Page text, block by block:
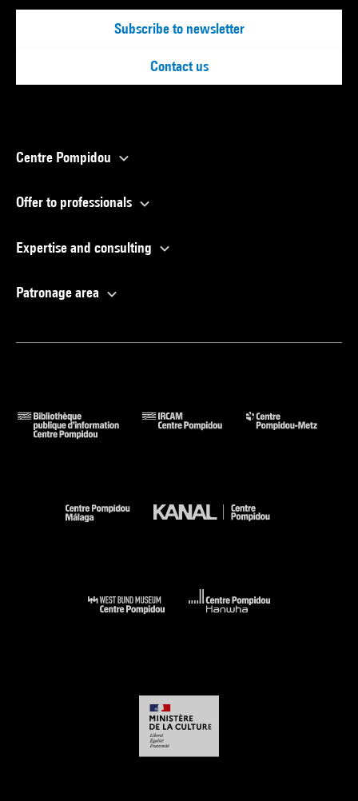
Subscribe to newsletter
Contact us
Centre Pompidou
Offer to professionals
Expertise and consulting
Patronage area